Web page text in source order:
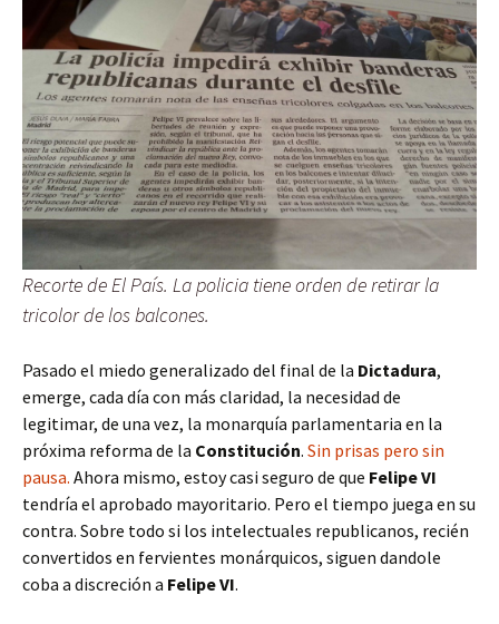
Recorte de El País. La policia tiene orden de retirar la
tricolor de los balcones.
Pasado el miedo generalizado del final de la Dictadura,
emerge, cada día con más claridad, la necesidad de
legitimar, de una vez, la monarquía parlamentaria en la
próxima reforma de la Constitución. Sin prisas pero sin
pausa. Ahora mismo, estoy casi seguro de que Felipe VI
tendría el aprobado mayoritario. Pero el tiempo juega en su
contra. Sobre todo si los intelectuales republicanos, recién
convertidos en fervientes monárquicos, siguen dandole
coba a discreción a Felipe VI.